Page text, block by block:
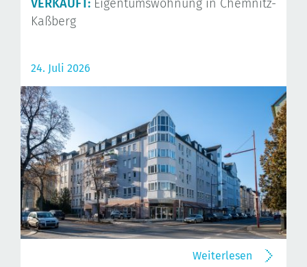
VERKAUFT: Eigentumswohnung in Chemnitz-
Kaßberg
24. Juli 2026
Weiterlesen